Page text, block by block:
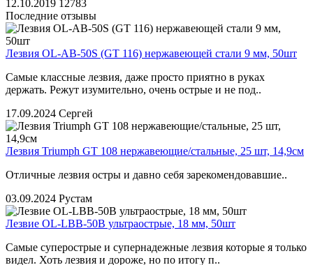
12.10.2019 12783
Последние отзывы
Лезвия OL-AB-50S (GT 116) нержавеющей стали 9 мм, 50шт
Самые классные лезвия, даже просто приятно в руках
держать. Режут изумительно, очень острые и не под..
17.09.2024 Сергей
Лезвия Triumph GT 108 нержавеющие/стальные, 25 шт, 14,9см
Отличные лезвия остры и давно себя зарекомендовавшие..
03.09.2024 Рустам
Лезвие OL-LBB-50B ультраострые, 18 мм, 50шт
Самые суперострые и супернадежные лезвия которые я только
видел. Хоть лезвия и дороже, но по итогу п..